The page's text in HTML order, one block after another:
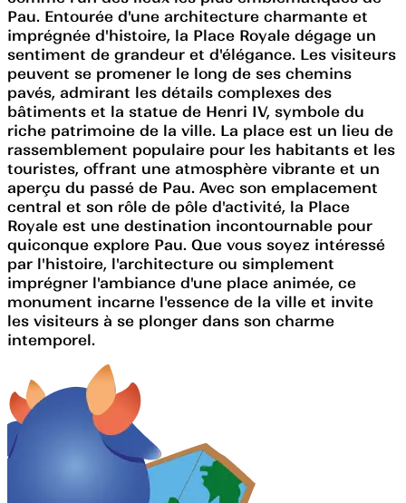
Pau. Entourée d'une architecture charmante et
imprégnée d'histoire, la Place Royale dégage un
sentiment de grandeur et d'élégance. Les visiteurs
peuvent se promener le long de ses chemins
pavés, admirant les détails complexes des
bâtiments et la statue de Henri IV, symbole du
riche patrimoine de la ville. La place est un lieu de
rassemblement populaire pour les habitants et les
touristes, offrant une atmosphère vibrante et un
aperçu du passé de Pau. Avec son emplacement
central et son rôle de pôle d'activité, la Place
Royale est une destination incontournable pour
quiconque explore Pau. Que vous soyez intéressé
par l'histoire, l'architecture ou simplement
imprégner l'ambiance d'une place animée, ce
monument incarne l'essence de la ville et invite
les visiteurs à se plonger dans son charme
intemporel.